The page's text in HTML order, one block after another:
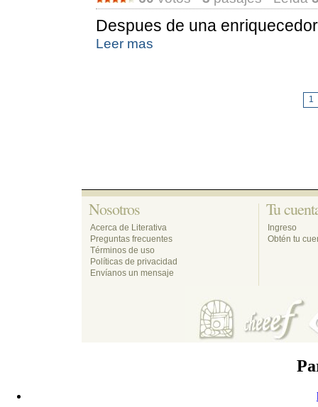
Despues de una
Leer mas
1
Nosotros
Acerca de Literativa
Preguntas frecuentes
Términos de uso
Políticas de privacidad
Envíanos un mensaje
Tu
Ingreso
Obtén tu